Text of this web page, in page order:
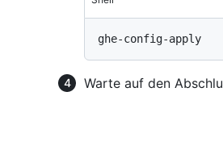
Warte auf den